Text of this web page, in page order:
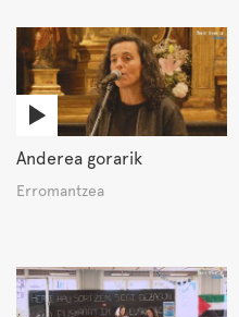
Anderea gorarik
Erromantzea